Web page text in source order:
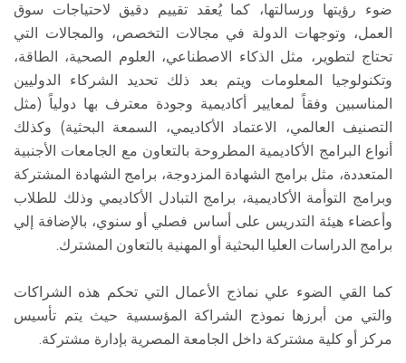
ضوء رؤيتها ورسالتها، كما يُعقد تقييم دقيق لاحتياجات سوق
العمل، وتوجهات الدولة في مجالات التخصص، والمجالات التي
تحتاج لتطوير، مثل الذكاء الاصطناعي، العلوم الصحية، الطاقة،
وتكنولوجيا المعلومات ويتم بعد ذلك تحديد الشركاء الدوليين
المناسبين وفقاً لمعايير أكاديمية وجودة معترف بها دولياً (مثل
التصنيف العالمي، الاعتماد الأكاديمي، السمعة البحثية) وكذلك
أنواع البرامج الأكاديمية المطروحة بالتعاون مع الجامعات الأجنبية
المتعددة، مثل برامج الشهادة المزدوجة، برامج الشهادة المشتركة
وبرامج التوأمة الأكاديمية، برامج التبادل الأكاديمي وذلك للطلاب
وأعضاء هيئة التدريس على أساس فصلي أو سنوي، بالإضافة إلي
برامج الدراسات العليا البحثية أو المهنية بالتعاون المشترك.
كما القي الضوء علي نماذج الأعمال التي تحكم هذه الشراكات
والتي من أبرزها نموذج الشراكة المؤسسية حيث يتم تأسيس
مركز أو كلية مشتركة داخل الجامعة المصرية بإدارة مشتركة.